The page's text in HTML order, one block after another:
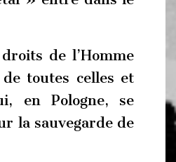
de l’Homme
toutes celles et
en Pologne, se
la sauvegarde de